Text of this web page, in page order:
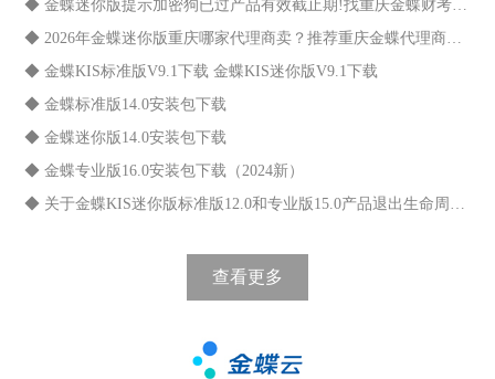
◆ 金蝶迷你版提示加密狗已过产品有效截止期!找重庆金蝶财考科技解决
◆ 2026年金蝶迷你版重庆哪家代理商卖？推荐重庆金蝶代理商财考科技
◆ 金蝶KIS标准版V9.1下载 金蝶KIS迷你版V9.1下载
◆ 金蝶标准版14.0安装包下载
◆ 金蝶迷你版14.0安装包下载
◆ 金蝶专业版16.0安装包下载（2024新）
◆ 关于金蝶KIS迷你版标准版12.0和专业版15.0产品退出生命周期的通知
查看更多